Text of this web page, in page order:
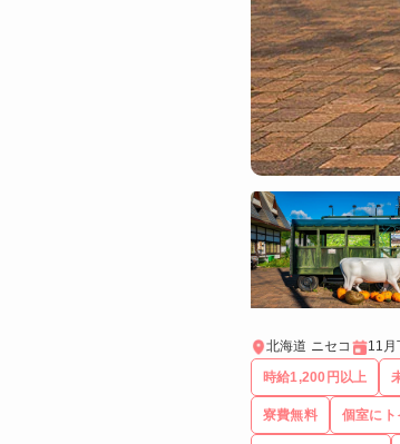
北海道 ニセコ 11月
時給1,200円以上
寮費無料 個室にト